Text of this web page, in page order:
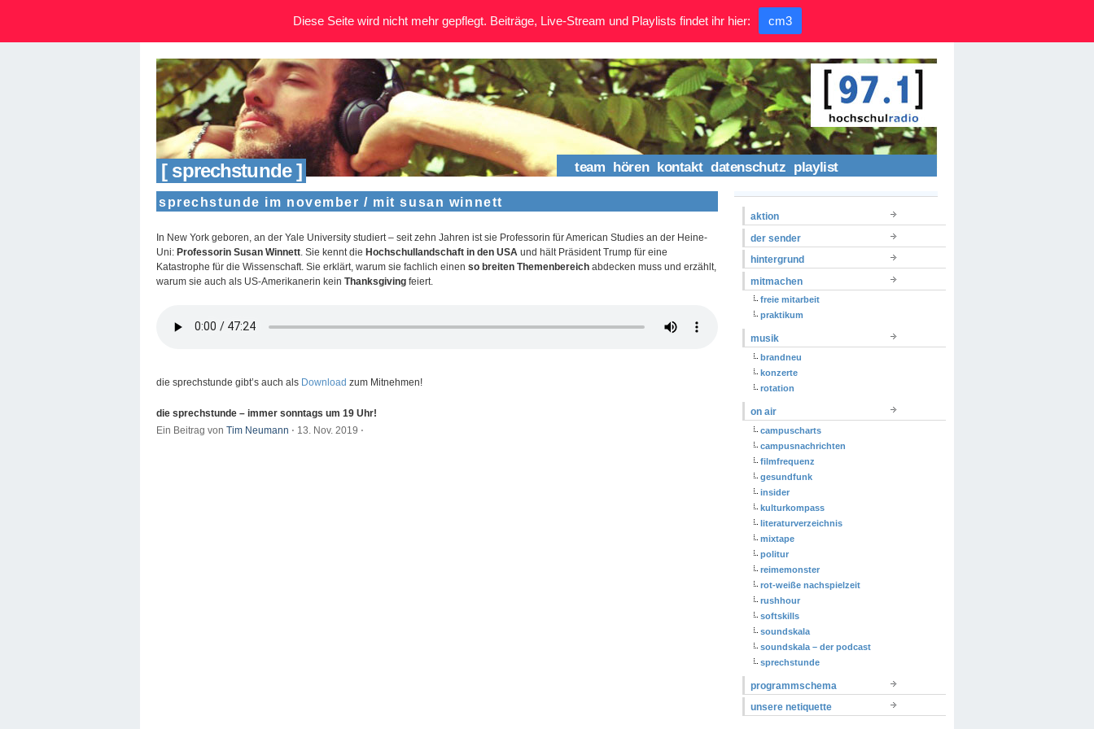
[ sprechstunde ] team hören kontakt datenschutz playlist
sprechstunde im november / mit susan winnett
In New York geboren, an der Yale University studiert – seit zehn Jahren ist sie Professorin für American Studies an der Heine-
Uni: Professorin Susan Winnett. Sie kennt die Hochschullandschaft in den USA und hält Präsident Trump für eine
Katastrophe für die Wissenschaft. Sie erklärt, warum sie fachlich einen so breiten Themenbereich abdecken muss und erzählt,
warum sie auch als US-Amerikanerin kein Thanksgiving feiert.
die sprechstunde gibt’s auch als Download zum Mitnehmen!
die sprechstunde – immer sonntags um 19 Uhr!
Ein Beitrag von Tim Neumann ⋅ 13. Nov. 2019 ⋅
aktion
der sender
hintergrund
mitmachen
freie mitarbeit
praktikum
musik
brandneu
konzerte
rotation
on air
campuscharts
campusnachrichten
filmfrequenz
gesundfunk
insider
kulturkompass
literaturverzeichnis
mixtape
politur
reimemonster
rot-weiße nachspielzeit
rushhour
softskills
soundskala
soundskala – der podcast
sprechstunde
programmschema
unsere netiquette
Diese Seite wird nicht mehr gepflegt. Beiträge, Live-Stream und Playlists findet ihr hier: cm3